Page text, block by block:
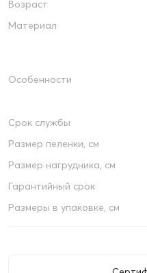
Возраст
Материал
Особенности
Срок службы
Размер пеленки, см
Размер нагрудника, см
Гарантийный срок
Размеры в упаковке, см